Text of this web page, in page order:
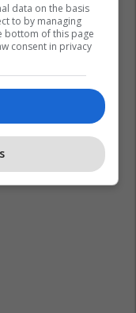
data on the basis
to by managing
bottom of this page
consent in privacy